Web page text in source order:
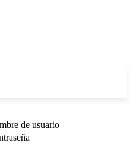
de usuario